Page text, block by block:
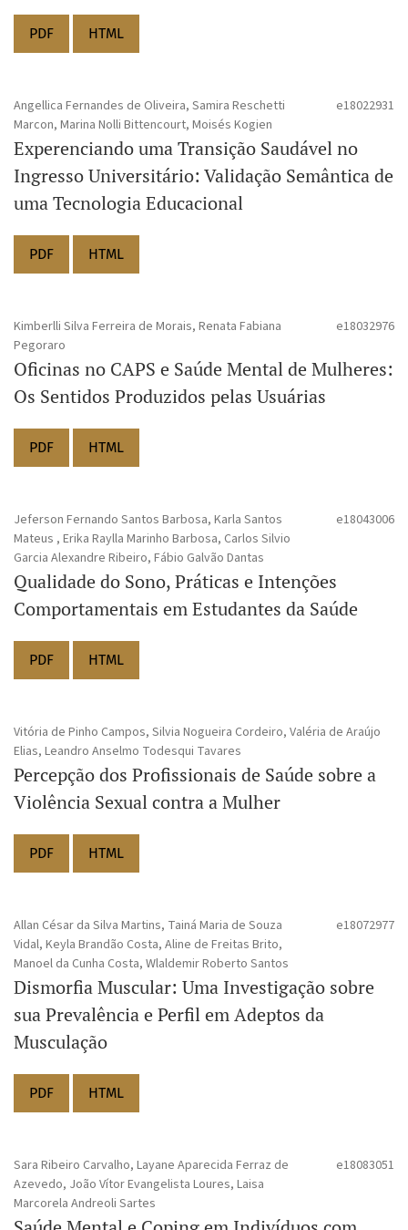
PDF HTML
Angellica Fernandes de Oliveira, Samira Reschetti
Marcon, Marina Nolli Bittencourt, Moisés Kogien
e18022931
Experenciando uma Transição Saudável no
Ingresso Universitário: Validação Semântica de
uma Tecnologia Educacional
PDF HTML
Kimberlli Silva Ferreira de Morais, Renata Fabiana
Pegoraro
e18032976
Oficinas no CAPS e Saúde Mental de Mulheres:
Os Sentidos Produzidos pelas Usuárias
PDF HTML
Jeferson Fernando Santos Barbosa, Karla Santos
Mateus , Erika Raylla Marinho Barbosa, Carlos Silvio
Garcia Alexandre Ribeiro, Fábio Galvão Dantas
e18043006
Qualidade do Sono, Práticas e Intenções
Comportamentais em Estudantes da Saúde
PDF HTML
Vitória de Pinho Campos, Silvia Nogueira Cordeiro, Valéria de Araújo
Elias, Leandro Anselmo Todesqui Tavares
Percepção dos Profissionais de Saúde sobre a
Violência Sexual contra a Mulher
PDF HTML
Allan César da Silva Martins, Tainá Maria de Souza
Vidal, Keyla Brandão Costa, Aline de Freitas Brito,
Manoel da Cunha Costa, Wlaldemir Roberto Santos
e18072977
Dismorfia Muscular: Uma Investigação sobre
sua Prevalência e Perfil em Adeptos da
Musculação
PDF HTML
Sara Ribeiro Carvalho, Layane Aparecida Ferraz de
Azevedo, João Vítor Evangelista Loures, Laisa
Marcorela Andreoli Sartes
e18083051